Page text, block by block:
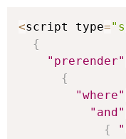
<script type=
{
"prerender"
{
"where"
"and"
{